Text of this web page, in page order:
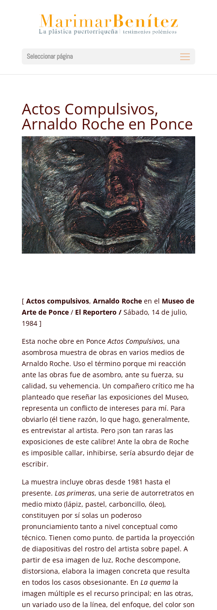
Seleccionar página
Actos Compulsivos,
Arnaldo Roche en Ponce
[ Actos compulsivos, Arnaldo Rocheen el Museo de
Arte de Ponce/El Reportero / Sábado, 14 de julio,
1984 ]
Esta noche obre en PonceActos Compulsivos, una
asombrosa muestra de obras en varios medios de
Arnaldo Roche. Uso el término porque mi reacción
ante las obras fue de asombro, ante su fuerza, su
calidad, su vehemencia. Un compañero crítico me ha
planteado que reseñar las exposiciones del Museo,
representa un conflicto de intereses para mí. Para
obviarlo (él tiene razón, lo que hago, generalmente,
es entrevistar al artista. Pero ¡son tan raras las
exposiciones de este calibre! Ante la obra de Roche
es imposible callar, inhibirse, sería absurdo dejar de
escribir.
La muestra incluye obras desde 1981 hasta el
presente. Las primeras, una serie de autorretratos en
medio mixto (lápiz, pastel, carboncillo, óleo),
constituyen por sí solas un poderoso
pronunciamiento tanto a nivel conceptual como
técnico. Tienen como punto. de partida la proyección
de diapositivas del rostro del artista sobre papel. A
partir de esa imagen de luz, Roche descompone,
distorsiona, elabora la imagen concreta que resulta
en todos los casos obsesionante. En La quemala
imagen múltiple es el recurso principal; en las otras,
un variado uso de la línea, del enfoque, del color son